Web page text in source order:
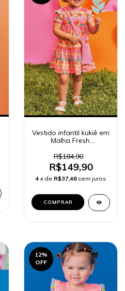
Vestido infantil kukiê em
Malha Fresh.
Tricot 75310
R$184,90
R$149,90
4 x de R$37,48 sem juros
COMPRAR
12%
OFF